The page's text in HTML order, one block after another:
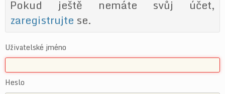
Pokud ještě nemáte svůj účet,
zaregistrujte se.
Uživatelské jméno
Heslo